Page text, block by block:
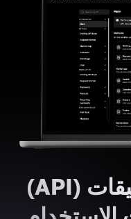
واجهة برمجة تطبيقات (API)